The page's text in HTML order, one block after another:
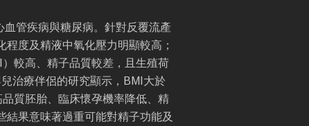
管疾病與糖尿病。針對反覆流產
度及精液中氧化壓力明顯較高；
較高、精子品質較差，且生殖荷
治療伴侶的研究顯示，BMI大於
質胚胎、臨床懷孕機率降低、精
果意味著過重可能對精子功能及